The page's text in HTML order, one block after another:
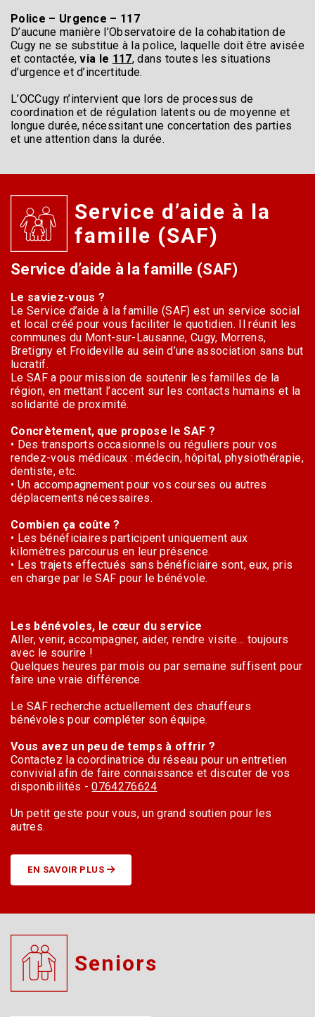
Police – Urgence – 117
D’aucune manière l’Observatoire de la cohabitation de
Cugy ne se substitue à la police, laquelle doit être avisée
et contactée,via le 117, dans toutes les situations
d’urgence et d’incertitude.
L’OCCugy n’intervient que lors de processus de
coordination et de régulation latents ou de moyenne et
longue durée, nécessitant une concertation des parties
et une attention dans la durée.
Service d’aide à la
famille (SAF)
Service d’aide à la famille (SAF)
Le saviez-vous ?
Le Service d’aide à la famille (SAF) est un service social
et local créé pour vous faciliter le quotidien. Il réunit les
communes du Mont-sur-Lausanne, Cugy, Morrens,
Bretigny et Froideville au sein d’une association sans but
lucratif.
Le SAF a pour mission de soutenir les familles de la
région, en mettant l’accent sur les contacts humains et la
solidarité de proximité.
Concrètement, que propose le SAF ?
• Des transports occasionnels ou réguliers pour vos
rendez-vous médicaux : médecin, hôpital, physiothérapie,
dentiste, etc.
• Un accompagnement pour vos courses ou autres
déplacements nécessaires.
Combien ça coûte ?
• Les bénéficiaires participent uniquement aux
kilomètres parcourus en leur présence.
• Les trajets effectués sans bénéficiaire sont, eux, pris
en charge par le SAF pour le bénévole.
Les bénévoles, le cœur du service
Aller, venir, accompagner, aider, rendre visite… toujours
avec le sourire !
Quelques heures par mois ou par semaine suffisent pour
faire une vraie différence.
Le SAF recherche actuellement des chauffeurs
bénévoles pour compléter son équipe.
Vous avez un peu de temps à offrir ?
Contactez la coordinatrice du réseau pour un entretien
convivial afin de faire connaissance et discuter de vos
disponibilités -0764276624
Un petit geste pour vous, un grand soutien pour les
autres.
EN SAVOIR PLUS
Seniors